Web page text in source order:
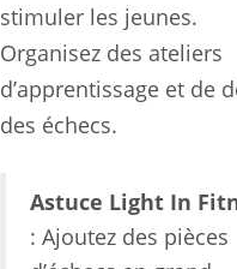
stimuler les jeunes.
Organisez des ateliers
d’apprentissage et de
des échecs.
Astuce Light In
: Ajoutez des pièces